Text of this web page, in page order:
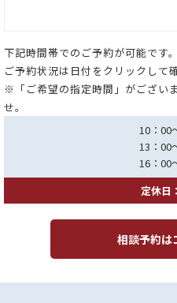
下記時間帯でのご予約が可能です。
ご予約状況は日付をクリックして
※「ご希望の指定時間」がござい
せ。
10：00
13：00
16：00
定休日
相談予約は